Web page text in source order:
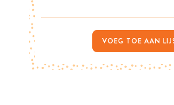
VOEG TOE AAN